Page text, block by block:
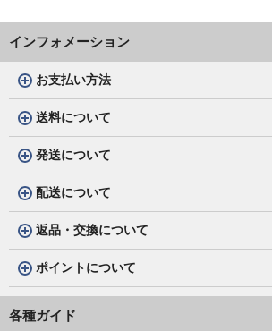
インフォメーション
お支払い方法
送料について
発送について
配送について
返品・交換について
ポイントについて
各種ガイド